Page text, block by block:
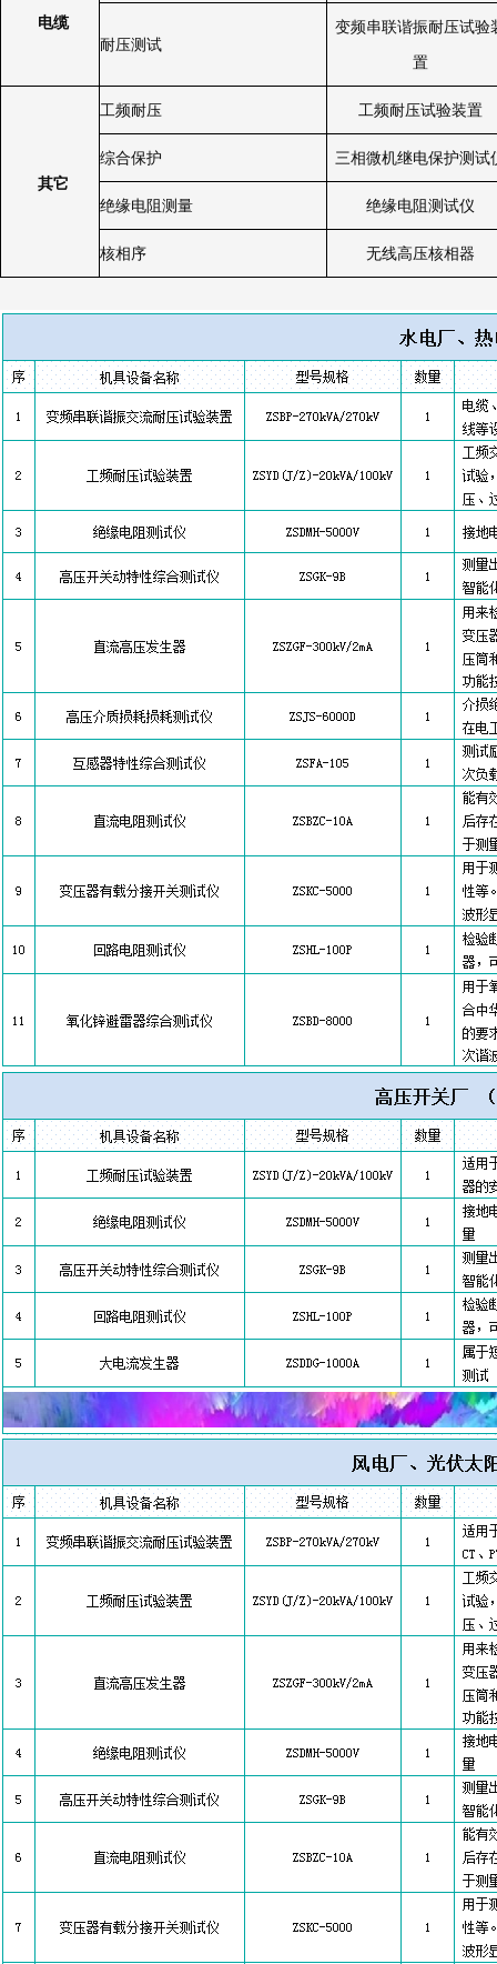
电缆
耐压测试
变频串联谐振耐压试验
置
其它
工频耐压 工频耐压试验装置
综合保护 三相微机继电保护测试
绝缘电阻测量 绝缘电阻测试仪
核相序 无线高压核相器